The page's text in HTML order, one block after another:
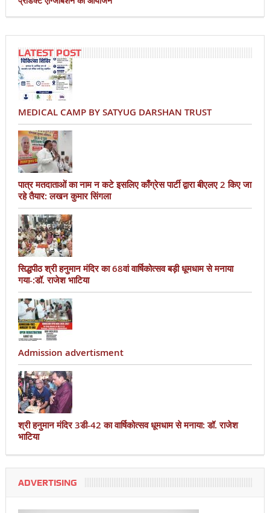
LATEST POST
MEDICAL CAMP BY SATYUG DARSHAN TRUST
पात्र मतदाताओं का नाम न कटे इसलिए काँग्रेस पार्टी द्वारा बीएलए 2 किए जा
रहे तैयार: लखन कुमार सिंगला
सिद्धपीठ श्री हनुमान मंदिर का 68वां वार्षिकोत्सव बड़ी धूमधाम से मनाया
गया-:डॉ. राजेश भाटिया
Admission advertisment
श्री हनुमान मंदिर 3डी-42 का वार्षिकोत्सव धूमधाम से मनाया: डॉ. राजेश
भाटिया
ADVERTISING